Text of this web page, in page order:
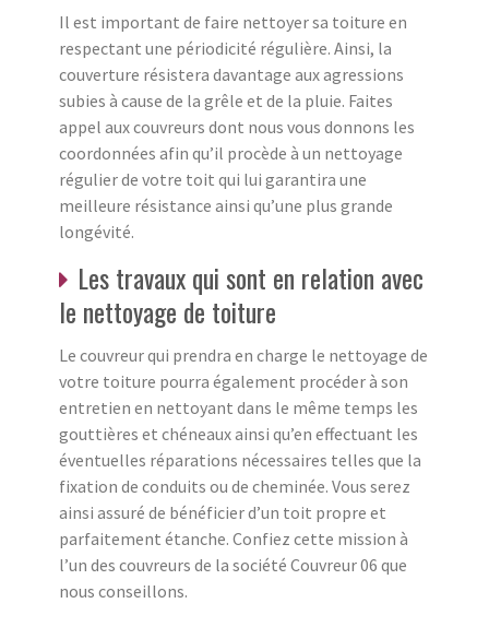
Il est important de faire nettoyer sa toiture en
respectant une périodicité régulière. Ainsi, la
couverture résistera davantage aux agressions
subies à cause de la grêle et de la pluie. Faites
appel aux couvreurs dont nous vous donnons les
coordonnées afin qu’il procède à un nettoyage
régulier de votre toit qui lui garantira une
meilleure résistance ainsi qu’une plus grande
longévité.
Les travaux qui sont en relation avec
le nettoyage de toiture
Le couvreur qui prendra en charge le nettoyage de
votre toiture pourra également procéder à son
entretien en nettoyant dans le même temps les
gouttières et chéneaux ainsi qu’en effectuant les
éventuelles réparations nécessaires telles que la
fixation de conduits ou de cheminée. Vous serez
ainsi assuré de bénéficier d’un toit propre et
parfaitement étanche. Confiez cette mission à
l’un des couvreurs de la société Couvreur 06 que
nous conseillons.